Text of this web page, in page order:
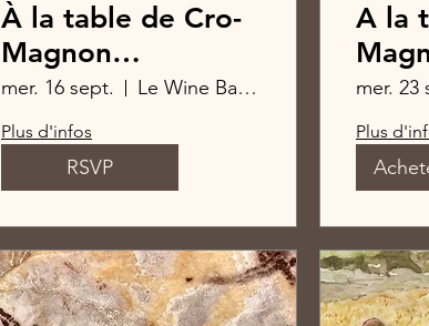
À la table de Cro-
Magnon
(Bruxelles)
mer. 16 sept. Le Wine Bar des Marolles
Plus d'infos
RSVP
A la
mer. 23
Plus